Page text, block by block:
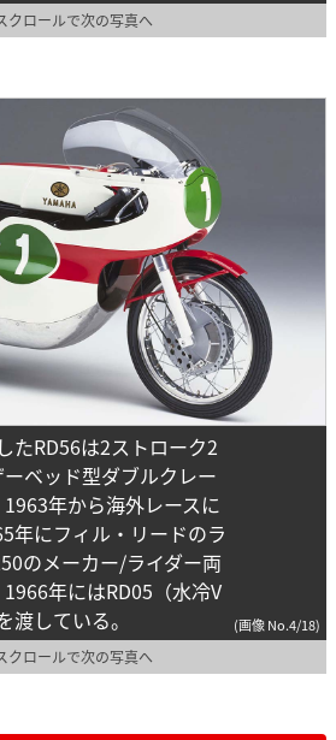
クロールで次の写真へ
たRD56は2ストローク2
ベッド型ダブルクレー
年から海外レースに
年にフィル・リードのラ
のメーカー/ライダー両
年にはRD05（水冷V
渡している。
(画像 No.4/18)
クロールで次の写真へ